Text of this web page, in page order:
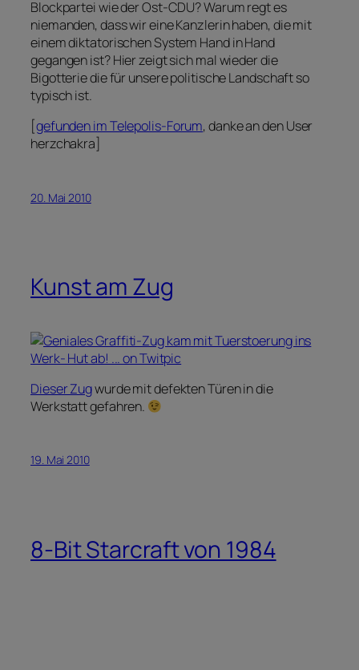
Blockpartei wie der Ost-CDU? Warum regt es
niemanden, dass wir eine Kanzlerin haben, die mit
einem diktatorischen System Hand in Hand
gegangen ist? Hier zeigt sich mal wieder die
Bigotterie die für unsere politische Landschaft so
typisch ist.
[gefunden im Telepolis-Forum, danke an den User
herzchakra]
20. Mai 2010
Kunst am Zug
Dieser Zugwurde mit defekten Türen in die
Werkstatt gefahren.
19. Mai 2010
8-Bit Starcraft von 1984